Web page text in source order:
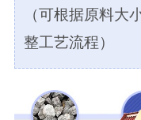
（可根据原料大
整工艺流程）